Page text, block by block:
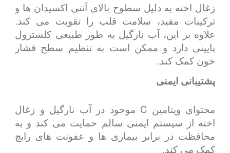
زغال اخته به دلیل سطوح بالای آنتی اکسیدان ها و
ترکیبات مفید، سلامت قلب را تقویت می کند.
علاوه بر این، آب نارگیل به طور طبیعی کلسترول
پایینی دارد و ممکن است به تنظیم سطح فشار
خون کمک کند.
پشتیبانی ایمنی
محتوای ویتامین C موجود در آب نارگیل و زغال
اخته از سیستم ایمنی سالم حمایت می کند و به
محافظت در برابر بیماری ها و عفونت های رایج
کمک می کند.